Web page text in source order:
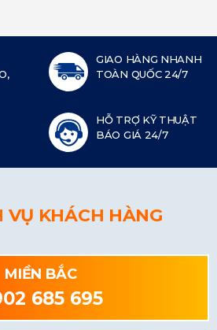
GIAO HÀNG NHANH
TOÀN QUỐC 24/7
HỖ TRỢ KỸ THUẬT
BÁO GIÁ 24/7
VỤ KHÁCH HÀNG
MIỀN BẮC
685 695